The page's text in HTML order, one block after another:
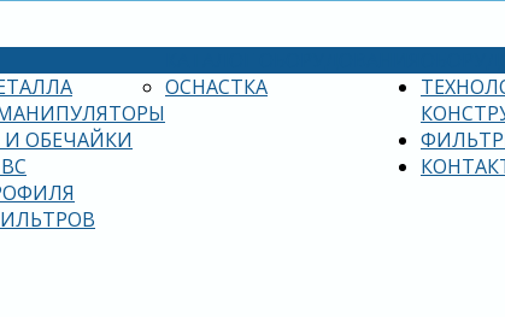
ОБЕЧАЙКИ
ОСНАСТКА